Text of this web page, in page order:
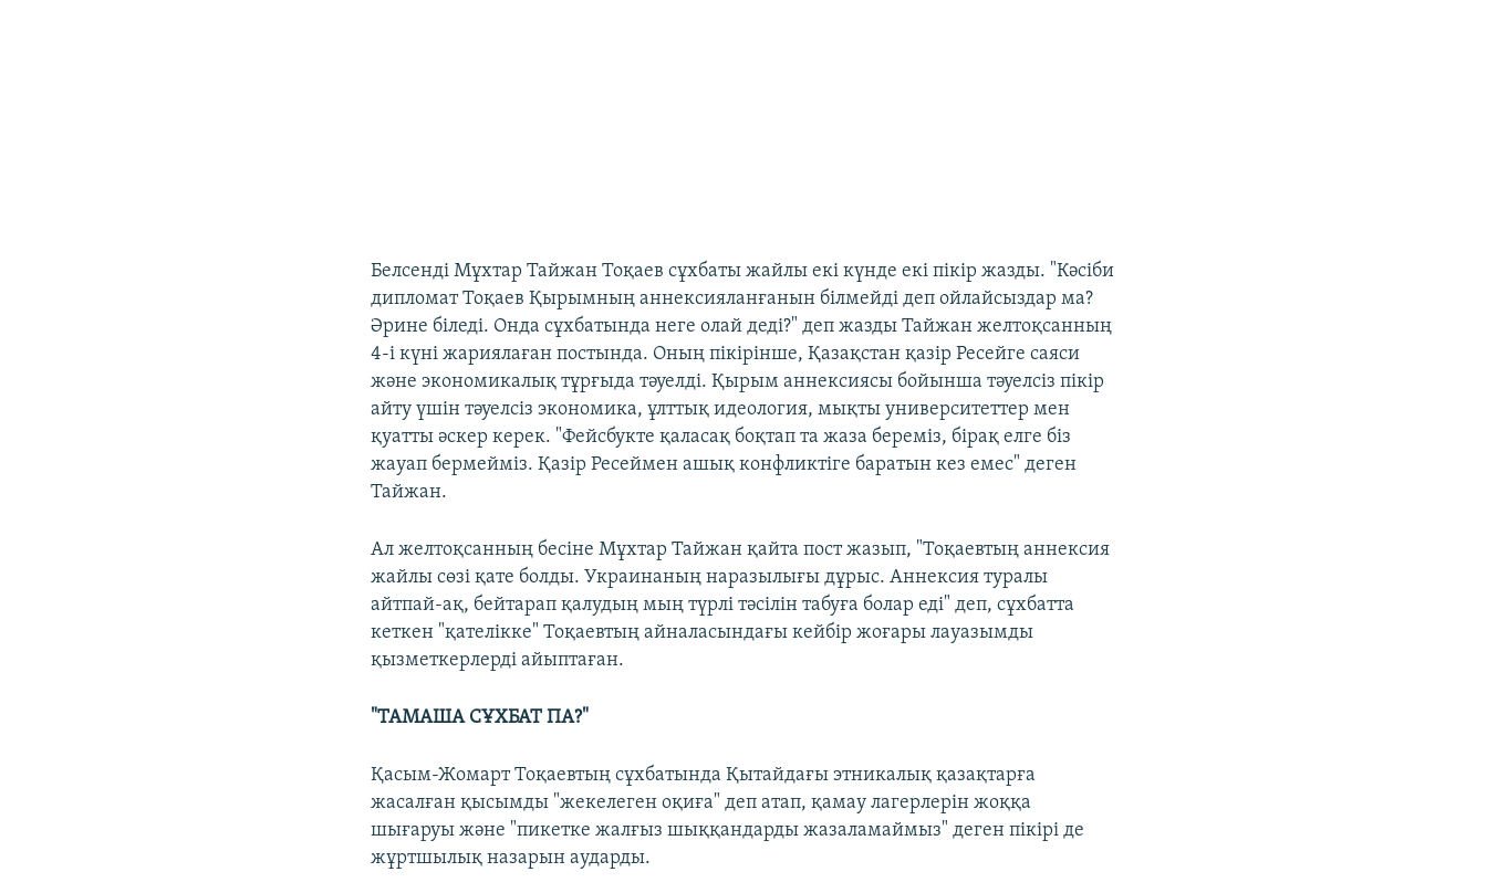
Белсенді Мұхтар Тайжан Тоқаев сұхбаты жайлы екі күнде екі пікір жазды. "Кәсіби
дипломат Тоқаев Қырымның аннексияланғанын білмейді деп ойлайсыздар ма?
Әрине біледі. Онда сұхбатында неге олай деді?" деп жазды Тайжан желтоқсанның
4-і күні жариялаған постында. Оның пікірінше, Қазақстан қазір Ресейге саяси
және экономикалық тұрғыда тәуелді. Қырым аннексиясы бойынша тәуелсіз пікір
айту үшін тәуелсіз экономика, ұлттық идеология, мықты университеттер мен
қуатты әскер керек. "Фейсбукте қаласақ боқтап та жаза береміз, бірақ елге біз
жауап бермейміз. Қазір Ресеймен ашық конфликтіге баратын кез емес" деген
Тайжан.
Ал желтоқсанның бесіне Мұхтар Тайжан қайта пост жазып, "Тоқаевтың аннексия
жайлы сөзі қате болды. Украинаның наразылығы дұрыс. Аннексия туралы
айтпай-ақ, бейтарап қалудың мың түрлі тәсілін табуға болар еді" деп, сұхбатта
кеткен "қателікке" Тоқаевтың айналасындағы кейбір жоғары лауазымды
қызметкерлерді айыптаған.
"ТАМАША СҰХБАТ ПА?"
Қасым-Жомарт Тоқаевтың сұхбатында Қытайдағы этникалық қазақтарға
жасалған қысымды "жекелеген оқиға" деп атап, қамау лагерлерін жоққа
шығаруы және "пикетке жалғыз шыққандарды жазаламаймыз" деген пікірі де
жұртшылық назарын аударды.